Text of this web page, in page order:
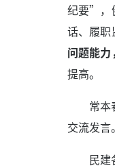
纪要”，
话、履
问题能力
提高。
常
交流发言。
民建